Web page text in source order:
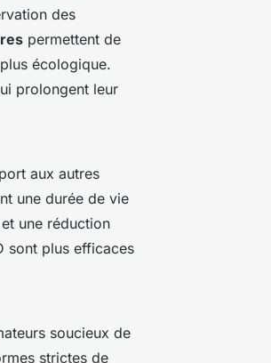
des
permettent de
écologique.
prolongent leur
aux autres
une durée de vie
une réduction
sont plus efficaces
soucieux de
strictes de